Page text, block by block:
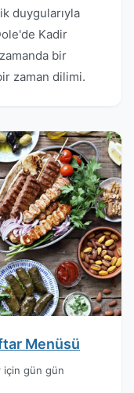
duygularıyla
Kadir
bir
zaman dilimi.
Menüsü
için gün gün